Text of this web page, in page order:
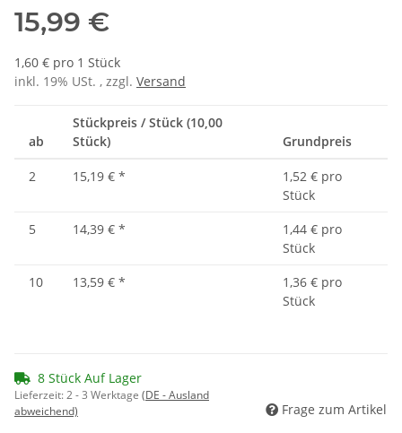
15,99 €
1,60 € pro 1 Stück
inkl. 19% USt. , zzgl. Versand
ab
Stückpreis / Stück (10,00
Stück)
Grundpreis
2 15,19 € *
1,52 € pro
Stück
5
14,39 € *
1,44 € pro
Stück
10
13,59 € *
1,36 € pro
Stück
8 Stück Auf Lager
Lieferzeit:2 - 3 Werktage (DE - Ausland
abweichend)
Frage zum Artikel